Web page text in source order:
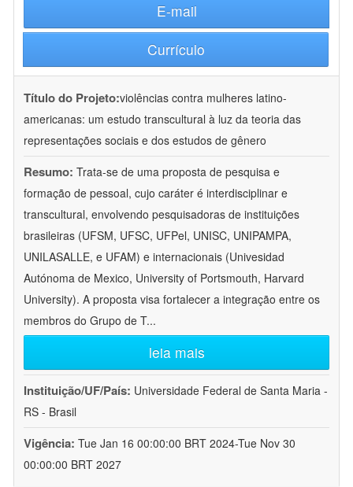
E-mail
Currículo
Título do Projeto:violências contra mulheres latino-
americanas: um estudo transcultural à luz da teoria das
representações sociais e dos estudos de gênero
Resumo: Trata-se de uma proposta de pesquisa e
formação de pessoal, cujo caráter é interdisciplinar e
transcultural, envolvendo pesquisadoras de instituições
brasileiras (UFSM, UFSC, UFPel, UNISC, UNIPAMPA,
UNILASALLE, e UFAM) e internacionais (Univesidad
Autónoma de Mexico, University of Portsmouth, Harvard
University). A proposta visa fortalecer a integração entre os
membros do Grupo de T...
leia mais
Instituição/UF/País: Universidade Federal de Santa Maria -
RS - Brasil
Vigência: Tue Jan 16 00:00:00 BRT 2024-Tue Nov 30
00:00:00 BRT 2027